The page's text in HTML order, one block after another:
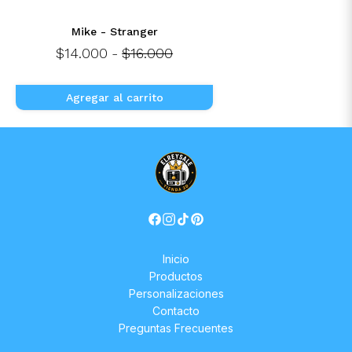
Mike - Stranger
$14.000 - $16.000
Agregar al carrito
Inicio
Productos
Personalizaciones
Contacto
Preguntas Frecuentes